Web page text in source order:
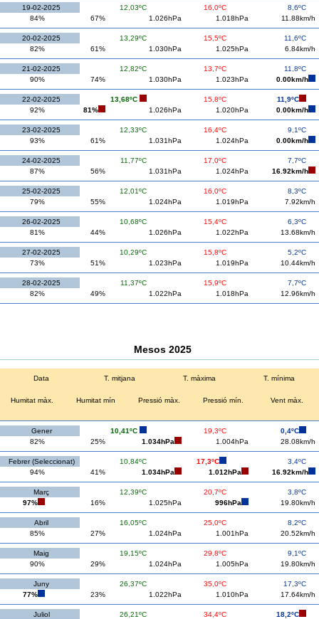
19-02-2025 12,03ºC 16,0ºC
8,6ºC
84%
67% 1.026hPa 1.018hPa 11.88km/h
20-02-2025 13,29ºC 15,5ºC
11,6ºC
82%
61% 1.030hPa 1.025hPa 6.84km/h
21-02-2025 12,82ºC 13,7ºC
11,8ºC
90%
74% 1.030hPa 1.023hPa 0.00km/h
22-02-2025 13,68ºC 15,8ºC
11,9ºC
92%
81% 1.026hPa 1.020hPa 0.00km/h
23-02-2025 12,33ºC 16,4ºC
9,1ºC
93%
61% 1.031hPa 1.024hPa 0.00km/h
24-02-2025 11,77ºC 17,0ºC
7,7ºC
87%
56% 1.031hPa 1.024hPa 16.92km/h
25-02-2025 12,01ºC 16,0ºC
8,3ºC
79%
55% 1.024hPa 1.019hPa 7.92km/h
26-02-2025 10,68ºC 15,4ºC
6,3ºC
81%
44% 1.026hPa 1.022hPa 13.68km/h
27-02-2025 10,29ºC 15,8ºC
5,2ºC
73%
51% 1.023hPa 1.019hPa 10.44km/h
28-02-2025 11,37ºC 15,9ºC
7,7ºC
82%
49% 1.022hPa 1.018hPa 12.96km/h
Mesos 2025
Data T. mitjana T. màxima T. mínima
Humitat màx. Humitat mín Pressió màx. Pressió mín. Vent màx.
Gener 10,41ºC 19,3ºC
0,4ºC
82%
25% 1.034hPa 1.004hPa 28.08km/h
Febrer (Seleccionat) 10,84ºC 17,3ºC
3,4ºC
94%
41% 1.034hPa 1.012hPa 16.92km/h
Març 12,39ºC 20,7ºC
3,8ºC
97%
16% 1.025hPa 996hPa 19.80km/h
Abril 16,05ºC 25,0ºC
8,2ºC
85%
27% 1.024hPa 1.001hPa 20.52km/h
Maig 19,15ºC 29,8ºC
9,1ºC
90%
29% 1.024hPa 1.005hPa 19.80km/h
Juny 26,37ºC 35,0ºC
17,3ºC
77%
23% 1.022hPa 1.010hPa 17.64km/h
Juliol 26,21ºC 34,4ºC
18,2ºC